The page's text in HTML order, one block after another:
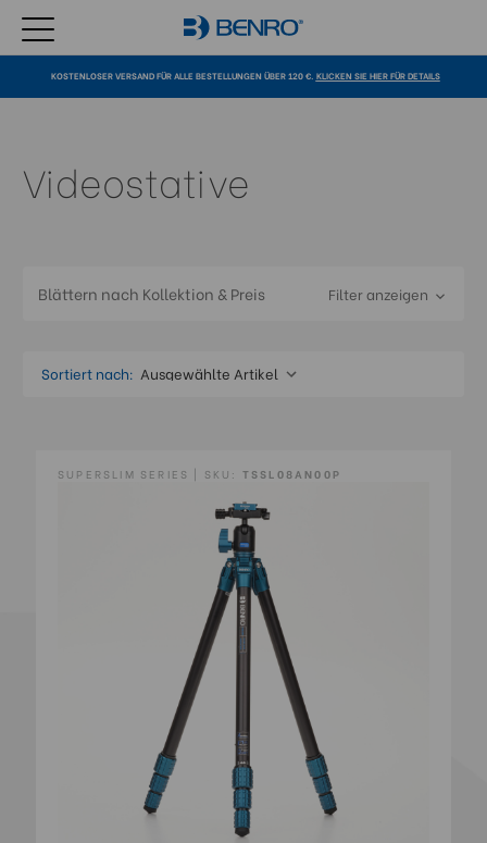
KOSTENLOSER VERSAND FÜR ALLE BESTELLUNGEN ÜBER 120 €. KLICKEN SIE HIER FÜR DETAILS
Videostative
Blättern nach Kollektion & Preis Filter anzeigen
Sortiert nach:
SUPERSLIM SERIES | SKU: TSSL08AN00P